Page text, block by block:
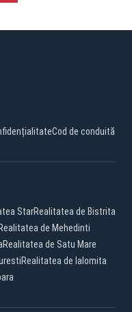
Cod de conduită
StarRealitatea de Bistrita
Realitatea de Mehedinti
Realitatea de Satu Mare
Realitatea de Ialomita